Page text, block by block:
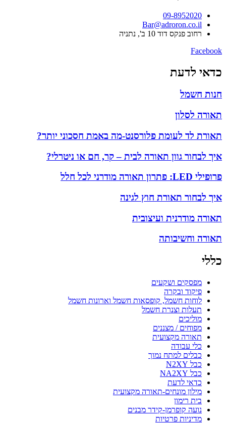
09-8952020
Bar@adroron.co.il
רחוב פנקס דוד 10 ב', נתניה
Facebook
כדאי לדעת
חנות חשמל
תאורה לסלון
תאורת לד לעומת פלורסנט-מה באמת חסכוני יותר?
איך לבחור גוון תאורה לבית – קר, חם או ניטרלי?
פרופילי LED: פתרון תאורה מודרני לכל חלל
איך לבחור תאורת חוץ לגינה
תאורה מודרנית ועיצובית
תאורה וחשיבותה
כללי
מפסקים ושקעים
פיקוד ובקרה
לוחות חשמל, קופסאות חשמל וארונות חשמל
תעלות וצנרת חשמל
מוליכים
מפוחים / מצננים
תאורה מקצועית
כלי עבודה
כבלים למתח נמוך
כבל N2XY
כבל NA2XY
כדאי לדעת
מילון מונחים-תאורה מקצועית
בית רימון
נועה קופרמן-קידר מבנים
מדיניות פרטיות